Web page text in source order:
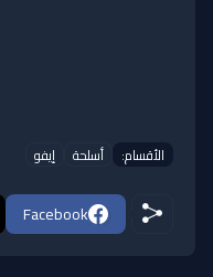
الأقسام: أسلحة إيفو
Facebook